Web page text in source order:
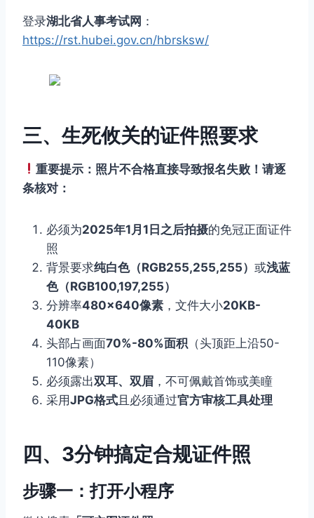
登录湖北省人事考试网 ：
https://rst.hubei.gov.cn/hbrsksw/
三、生死攸关的证件照要求
重要提示：照片不合格直接导致报名失败！请逐
条核对：
必须为2025年1月1日之后拍摄的免冠正面证件
照
背景要求纯白色（RGB255,255,255） 或浅蓝
色（RGB100,197,255）
分辨率480×640像素 ，文件大小20KB-
40KB
头部占画面70%-80%面积 （头顶距上沿50-
110像素）
必须露出双耳、双眉 ，不可佩戴首饰或美瞳
采用JPG格式且必须通过官方审核工具处理
四、3分钟搞定合规证件照
步骤一：打开小程序